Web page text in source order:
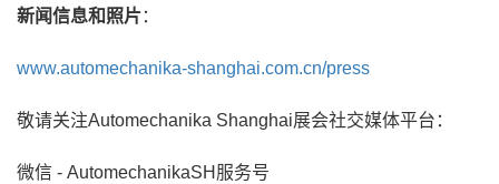
新闻信息和照片 ：
www.automechanika-shanghai.com.cn/press
敬请关注Automechanika Shanghai展会社交媒体平台：
微信 - AutomechanikaSH服务号